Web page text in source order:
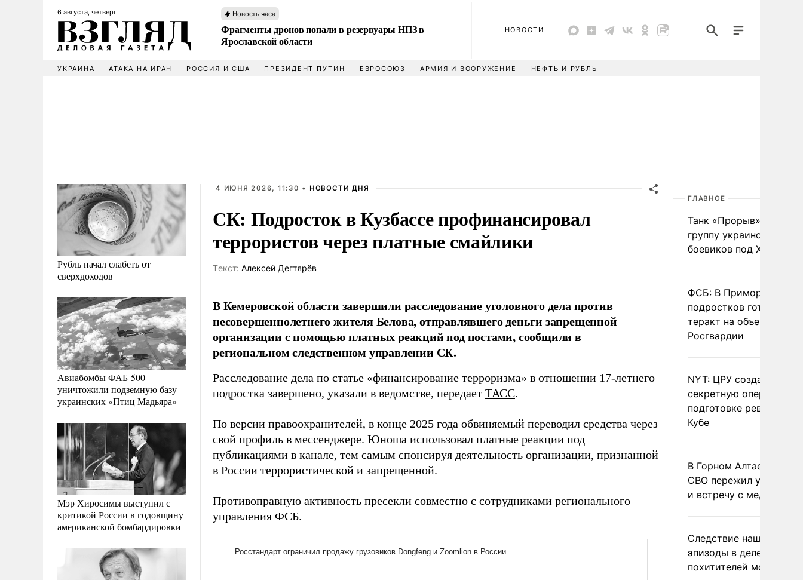
6 августа, четверг Новость часа
Фрагменты дронов попали в резервуары НПЗ в
Ярославской области
НОВОСТИ
УКРАИНА АТАКА НА ИРАН РОССИЯ И США ПРЕЗИДЕНТ ПУТИН ЕВРОСОЮЗ АРМИЯ И ВООРУЖЕНИЕ НЕФТЬ И РУБЛЬ
Рубль начал слабеть от
сверхдоходов
Авиабомбы ФАБ-500
уничтожили подземную базу
украинских «Птиц Мадьяра»
Мэр Хиросимы выступил с
критикой России в годовщину
американской бомбардировки
4 ИЮНЯ 2026, 11:30 • НОВОСТИ ДНЯ
СК: Подросток в Кузбассе профинансировал
террористов через платные смайлики
Tекст: Алексей Дегтярёв
В Кемеровской области завершили расследование уголовного дела против
несовершеннолетнего жителя Белова, отправлявшего деньги запрещенной
организации с помощью платных реакций под постами, сообщили в
региональном следственном управлении СК.
Расследование дела по статье «финансирование терроризма» в отношении 17-летнего
подростка завершено, указали в ведомстве, передает ТАСС.
По версии правоохранителей, в конце 2025 года обвиняемый переводил средства через
свой профиль в мессенджере. Юноша использовал платные реакции под
публикациями в канале, тем самым спонсируя деятельность организации, признанной
в России террористической и запрещенной.
Противоправную активность пресекли совместно с сотрудниками регионального
управления ФСБ.
ГЛАВНОЕ
Танк «Прорыв»
группу украинских
боевиков под
ФСБ: В Приморье трое
подростков готовили
теракт на объекте
Росгвардии
NYT: ЦРУ создало
секретную опергруппу
подготовке революции
Кубе
В Горном Алтае
СВО пережил удар
и встречу с медведем
Следствие нашло
эпизоды в деле
похитителей москвичек